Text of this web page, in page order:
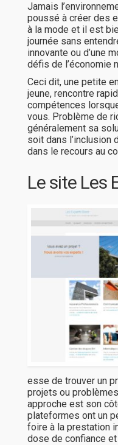
Jamais
poussé à créer des
à la mode et il est
journée sans
innovante ou d’une
défis de l’économie
Ceci dit, une petite
jeune, rencontre
compétences
vous. Problème de
généralement sa
soit dans l’inclusion
dans le recours au
Le site Les
esse de trouver un
projets ou
approche est son
plateformes ont un
foire à la prestation
dose de confiance